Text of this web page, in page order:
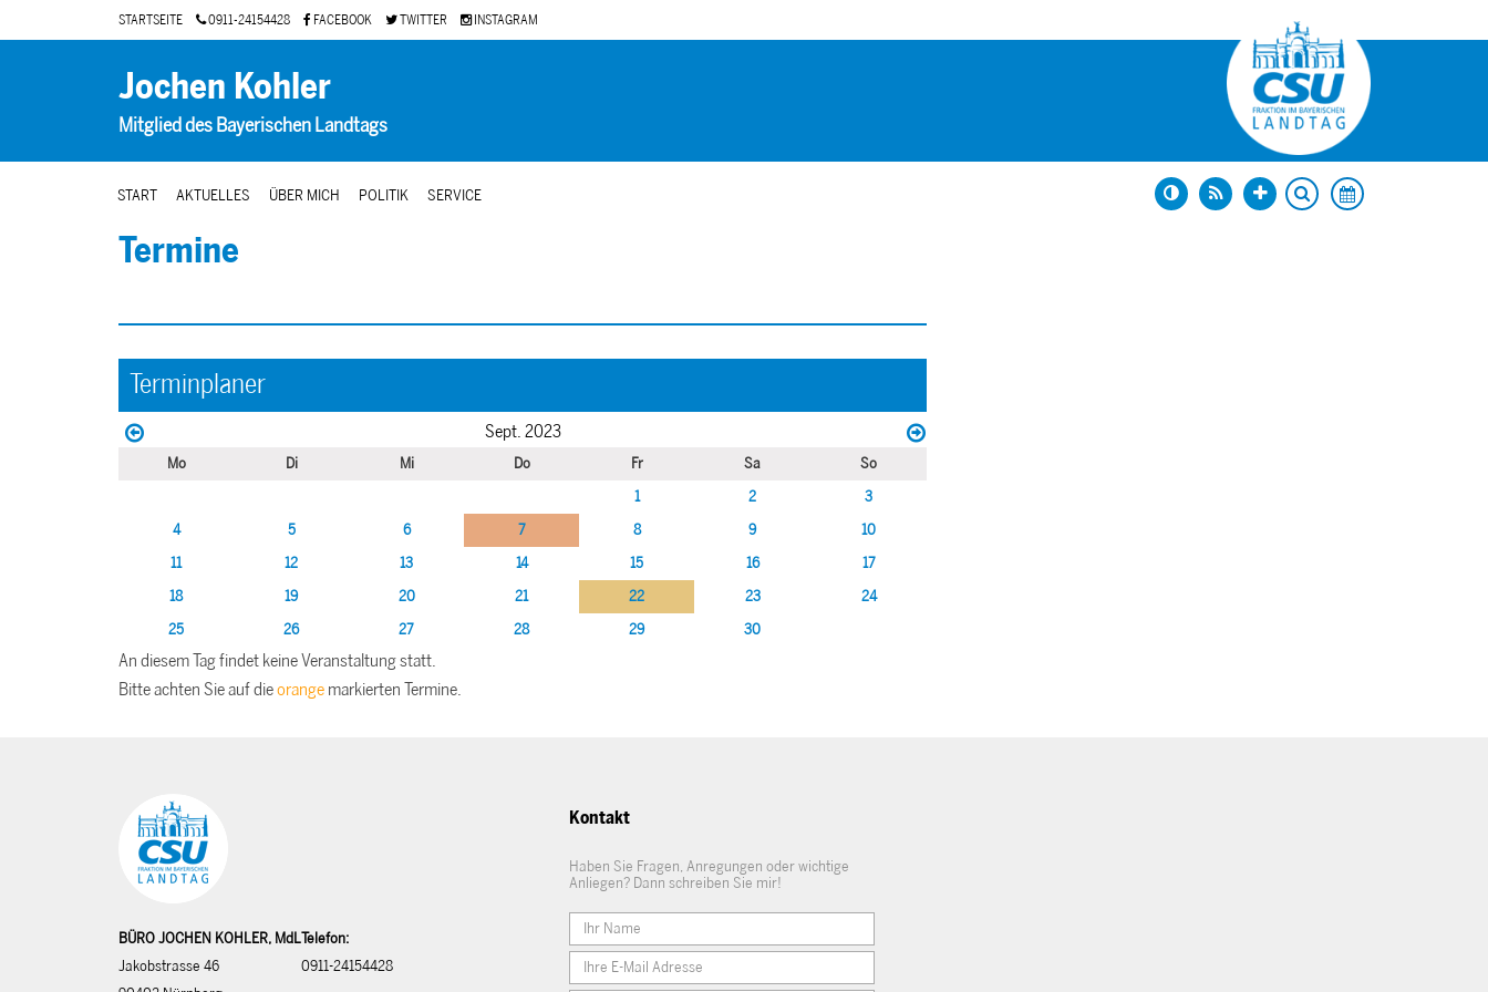
STARTSEITE 0911-24154428 FACEBOOK TWITTER INSTAGRAM
Jochen Kohler
Mitglied des Bayerischen Landtags
START AKTUELLES ÜBER MICH POLITIK SERVICE
Termine
Terminplaner
Sept. 2023
Mo Di Mi Do Fr Sa
So
1
2
3
4
5 6 7 8 9
10
11
12 13 14 15 16
17
18
19 20 21 22 23
24
25
26 27 28 29 30
An diesem Tag findet keine Veranstaltung statt.
Bitte achten Sie auf dieorange markierten Termine.
BÜRO JOCHEN KOHLER, MdL
Jakobstrasse 46
Telefon:
0911-24154428
Kontakt
Haben Sie Fragen, Anregungen oder wichtige
Anliegen? Dann schreiben Sie mir!